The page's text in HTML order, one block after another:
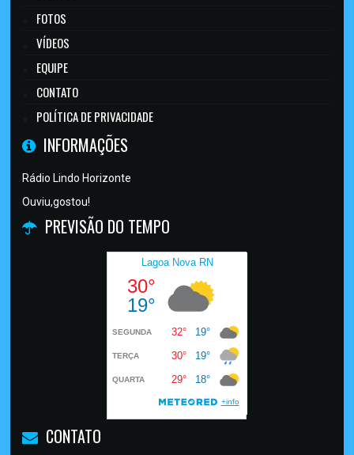
FOTOS
VÍDEOS
EQUIPE
CONTATO
POLÍTICA DE PRIVACIDADE
INFORMAÇÕES
Rádio Lindo Horizonte
Ouviu,gostou!
PREVISÃO DO TEMPO
CONTATO